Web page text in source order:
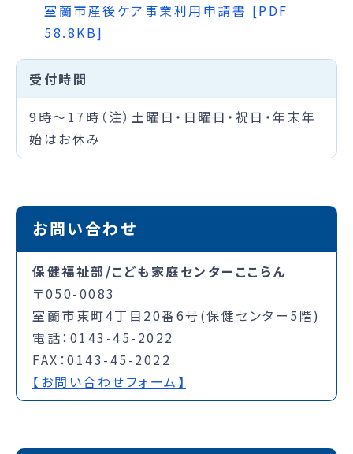
室蘭市産後ケア事業利用申請書 [PDF｜
58.8KB]
受付時間
9時～17時（注）土曜日・日曜日・祝日・年末年
始はお休み
お問い合わせ
保健福祉部/こども家庭センターここらん
〒050-0083
室蘭市東町4丁目20番6号(保健センター5階)
電話：0143-45-2022
FAX：0143-45-2022
【お問い合わせフォーム】